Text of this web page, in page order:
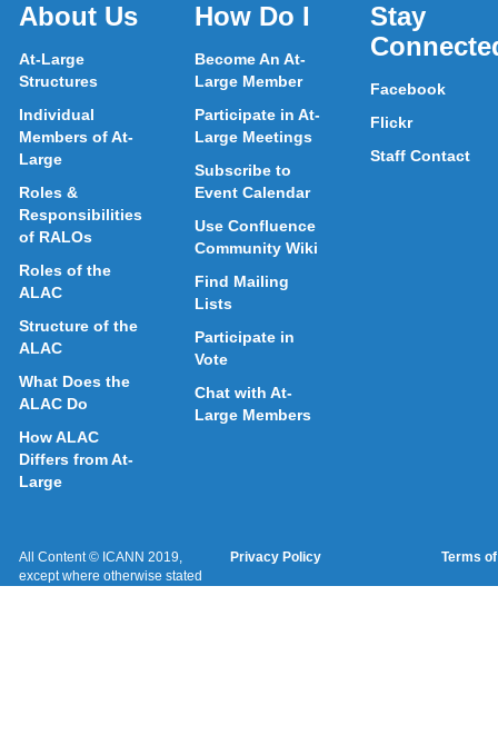
About Us
At-Large
Structures
Individual
Members of At-
Large
Roles &
Responsibilities
of RALOs
Roles of the
ALAC
Structure of the
ALAC
What Does the
ALAC Do
How ALAC
Differs from At-
Large
How Do I
Become An At-
Large Member
Participate in At-
Large Meetings
Subscribe to
Event Calendar
Use Confluence
Community Wiki
Find Mailing
Lists
Participate in
Vote
Chat with At-
Large Members
Stay
Facebook
Flickr
Staff Contact
All Content © ICANN 2019,
except where otherwise stated
Privacy Policy Terms